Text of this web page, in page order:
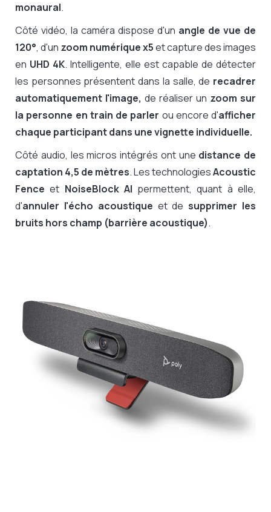
monaural.
Côté vidéo, la caméra dispose d'un angle de vue de
120°, d'un zoom numérique x5et capture des images
en UHD 4K. Intelligente, elle est capable de détecter
les personnes présentent dans la salle, de recadrer
automatiquement l'image, de réaliser un zoom sur
la personne en train de parler ou encore d'afficher
chaque participant dans une vignette individuelle.
Côté audio, les micros intégrés ont une distance de
captation 4,5 de mètres. Les technologiesAcoustic
Fence et NoiseBlock AI permettent, quant à elle,
d'annuler l'écho acoustique et desupprimer les
bruits hors champ (barrière acoustique).